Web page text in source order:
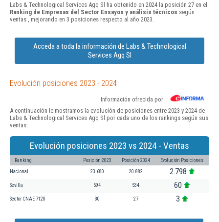
Labs & Technological Services Agq Sl ha obtenido en 2024 la posición 27 en el
Ranking de Empresas del Sector Ensayos y análisis técnicos según
ventas , mejorando en 3 posiciones respecto al año 2023.
Acceda a toda la información de Labs & Technological
Services Agq Sl
Evolución posiciones 2023 - 2024
Información ofrecida por
A continuación le mostramos la evolución de posiciones entre 2023 y 2024 de
Labs & Technological Services Agq Sl por cada uno de los rankings según sus
ventas:
Evolución posiciones 2023 vs 2024 - Ventas
Ranking Posición 2023 Posición 2024 Evolución Posiciones
Nacional 23.680 20.882 2.798
Sevilla 594 534 60
Sector CNAE 7120 30 27 3